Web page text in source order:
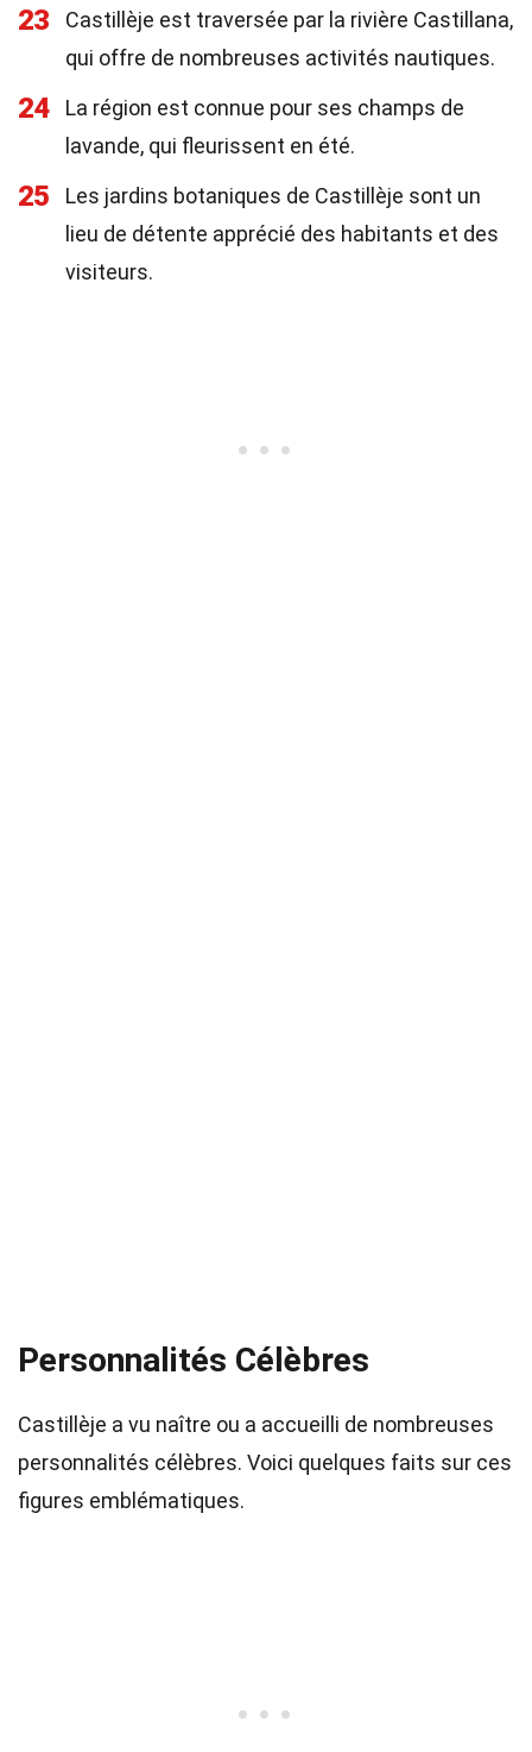
23
Castillèje est traversée par la rivière Castillana,
qui offre de nombreuses activités nautiques.
24
La région est connue pour ses champs de
lavande, qui fleurissent en été.
25
Les jardins botaniques de Castillèje sont un
lieu de détente apprécié des habitants et des
visiteurs.
Personnalités Célèbres
Castillèje a vu naître ou a accueilli de nombreuses
personnalités célèbres. Voici quelques faits sur ces
figures emblématiques.